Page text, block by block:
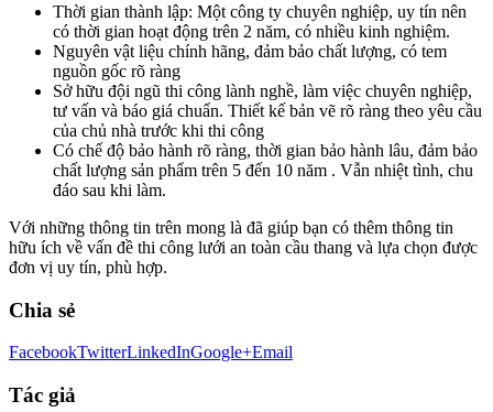
Thời gian thành lập: Một công ty chuyên nghiệp, uy tín nên
có thời gian hoạt động trên 2 năm, có nhiều kinh nghiệm.
Nguyên vật liệu chính hãng, đảm bảo chất lượng, có tem
nguồn gốc rõ ràng
Sở hữu đội ngũ thi công lành nghề, làm việc chuyên nghiệp,
tư vấn và báo giá chuẩn. Thiết kế bản vẽ rõ ràng theo yêu cầu
của chủ nhà trước khi thi công
Có chế độ bảo hành rõ ràng, thời gian bảo hành lâu, đảm bảo
chất lượng sản phẩm trên 5 đến 10 năm . Vẫn nhiệt tình, chu
đáo sau khi làm.
Với những thông tin trên mong là đã giúp bạn có thêm thông tin
hữu ích về vấn đề thi công lưới an toàn cầu thang và lựa chọn được
đơn vị uy tín, phù hợp.
Chia sẻ
FacebookTwitterLinkedInGoogle+Email
Tác giả